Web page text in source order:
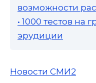
возможности
• 1000 тестов на
эрудиции
Новости СМИ2